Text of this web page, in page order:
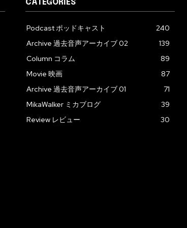
CATEGORIES
Podcast ポッドキャスト
240
Archive 過去音声アーカイブ 02
139
Column コラム
89
Movie 映画
87
Archive 過去音声アーカイブ 01
71
MikaWalker ミカブログ
39
Review レビュー
30